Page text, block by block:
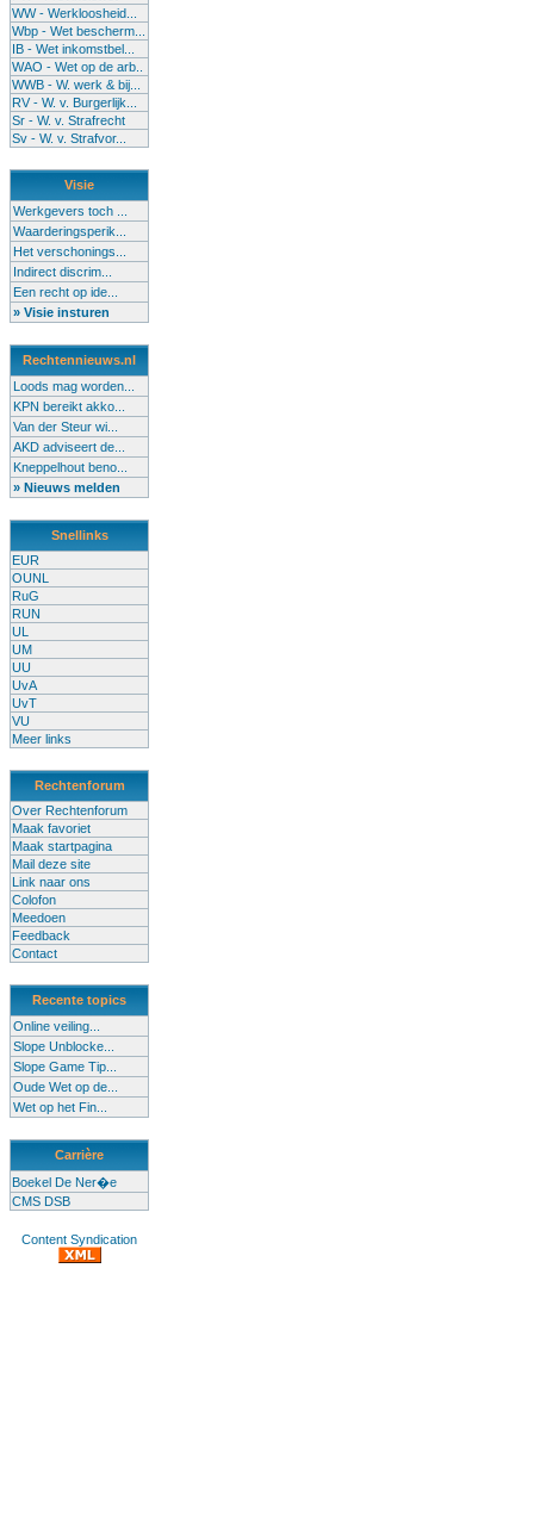
WW - Werkloosheid...
Wbp - Wet bescherm...
IB - Wet inkomstbel...
WAO - Wet op de arb..
WWB - W. werk & bij...
RV - W. v. Burgerlijk...
Sr - W. v. Strafrecht
Sv - W. v. Strafvor...
Visie
Werkgevers toch ...
Waarderingsperik...
Het verschonings...
Indirect discrim...
Een recht op ide...
» Visie insturen
Rechtennieuws.nl
Loods mag worden...
KPN bereikt akko...
Van der Steur wi...
AKD adviseert de...
Kneppelhout beno...
» Nieuws melden
Snellinks
EUR
OUNL
RuG
RUN
UL
UM
UU
UvA
UvT
VU
Meer links
Rechtenforum
Over Rechtenforum
Maak favoriet
Maak startpagina
Mail deze site
Link naar ons
Colofon
Meedoen
Feedback
Contact
Recente topics
Online veiling...
Slope Unblocke...
Slope Game Tip...
Oude Wet op de...
Wet op het Fin...
Carrière
Boekel De Ner�e
CMS DSB
Content Syndication